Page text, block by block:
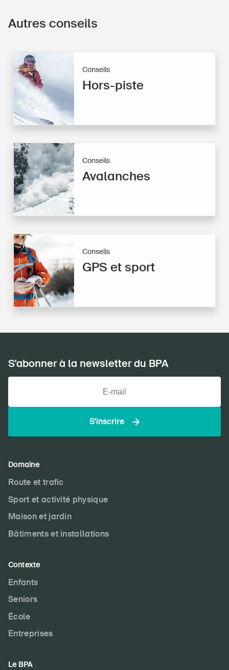
Autres conseils
Conseils
Hors-piste
Conseils
Avalanches
Conseils
GPS et sport
S'abonner à la newsletter du BPA
S'inscrire
Domaine
Route et trafic
Sport et activité physique
Maison et jardin
Bâtiments et installations
Contexte
Enfants
Seniors
École
Entreprises
Le BPA